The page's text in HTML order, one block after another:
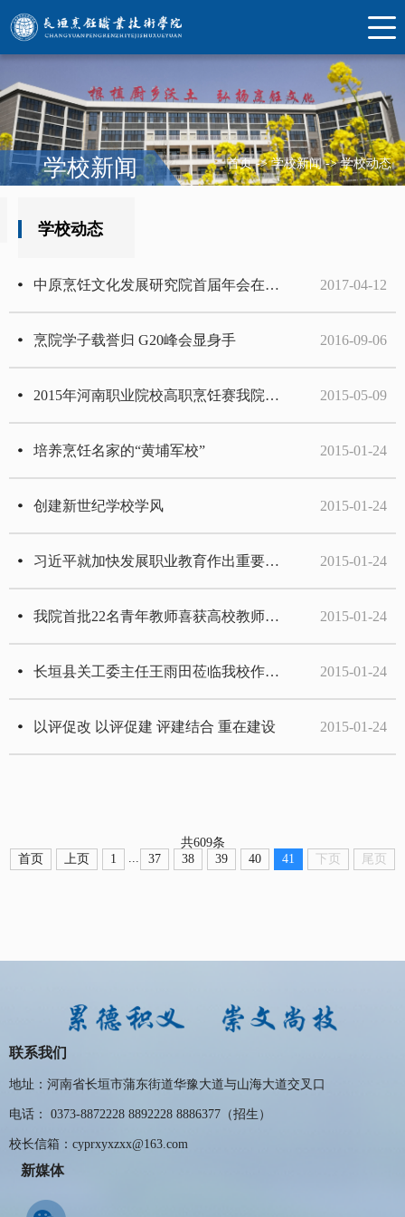
首页 -> 学校新闻 -> 学校动态
学校新闻
学校动态
中原烹饪文化发展研究院首届年会在学院胜利召开 2017-04-12
烹院学子载誉归 G20峰会显身手 2016-09-06
2015年河南职业院校高职烹饪赛我院选手成绩喜人 2015-05-09
培养烹饪名家的“黄埔军校” 2015-01-24
创建新世纪学校学风 2015-01-24
习近平就加快发展职业教育作出重要指示 2015-01-24
我院首批22名青年教师喜获高校教师资格证书 2015-01-24
长垣县关工委主任王雨田莅临我校作报告 2015-01-24
以评促改 以评促建 评建结合 重在建设 2015-01-24
共609条
首页
上页 1 ... 37 38 39 40 41 下页 尾页
联系我们
地址：河南省长垣市蒲东街道华豫大道与山海大道交叉口
电话： 0373-8872228 8892228 8886377（招生）
校长信箱：cyprxyxzxx@163.com
新媒体